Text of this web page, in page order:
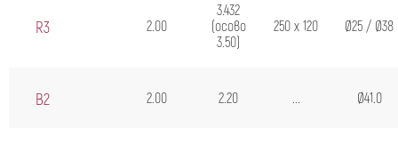
R3 2.00
3.432
(осово
3.50)
250 x 120 Ø25 / Ø38
B2 2.00 2.20 Ø41.0